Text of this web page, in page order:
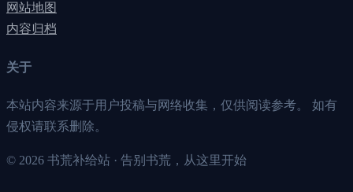
网站地图
内容归档
关于
本站内容来源于用户投稿与网络收集，仅供阅读参考。 如有
侵权请联系删除。
© 2026 书荒补给站 · 告别书荒，从这里开始